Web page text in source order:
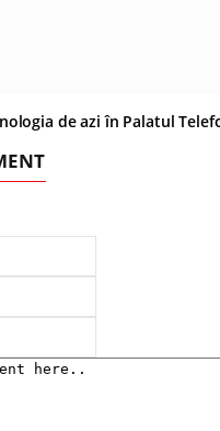
de azi în Palatul